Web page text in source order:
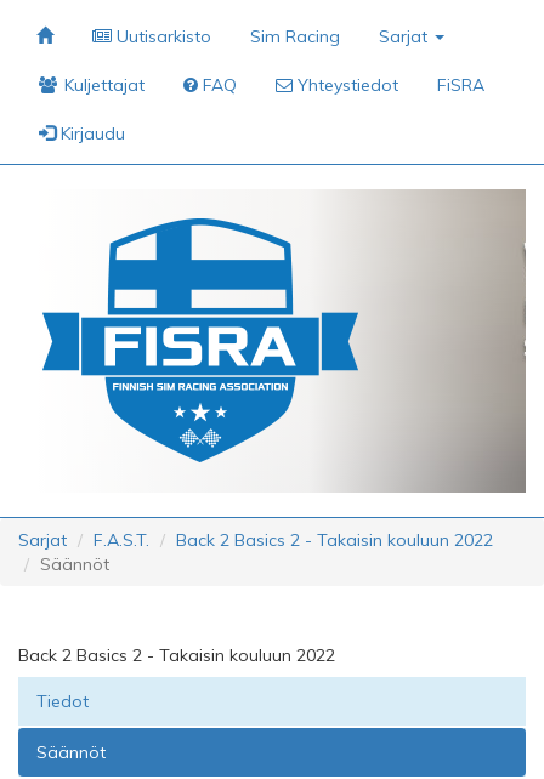
Uutisarkisto Sim Racing Sarjat
Kuljettajat FAQ Yhteystiedot FiSRA
Kirjaudu
Sarjat F.A.S.T.
Back 2 Basics 2 - Takaisin kouluun 2022
Säännöt
Back 2 Basics 2 - Takaisin kouluun 2022
Tiedot
Säännöt